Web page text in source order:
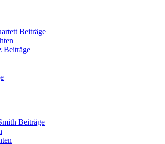
Beiträge
Beiträge
Beiträge